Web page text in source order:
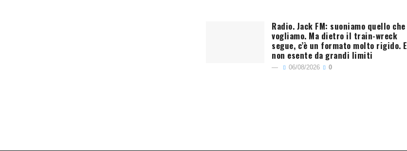
Radio. Jack FM: suoniamo quello che
vogliamo. Ma dietro il train-wreck
segue, c’è un formato molto rigido. E
non esente da grandi limiti
06/08/2026 0